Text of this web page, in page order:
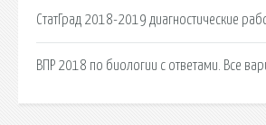
СтатГрад 2018-2019 диагностические
ВПР 2018 по биологии с ответами. Все